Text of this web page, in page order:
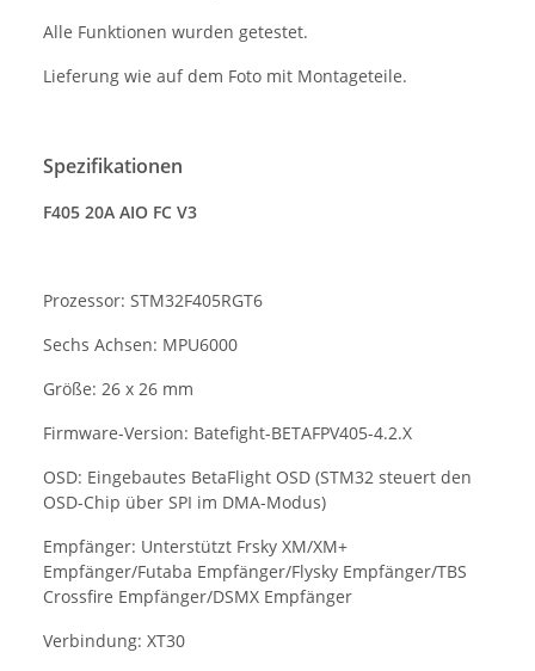
Alle Funktionen wurden getestet.
Lieferung wie auf dem Foto mit Montageteile.
Spezifikationen
F405 20A AIO FC V3
Prozessor: STM32F405RGT6
Sechs Achsen: MPU6000
Größe: 26 x 26 mm
Firmware-Version: Batefight-BETAFPV405-4.2.X
OSD: Eingebautes BetaFlight OSD (STM32 steuert den
OSD-Chip über SPI im DMA-Modus)
Empfänger: Unterstützt Frsky XM/XM+
Empfänger/Futaba Empfänger/Flysky Empfänger/TBS
Crossfire Empfänger/DSMX Empfänger
Verbindung: XT30